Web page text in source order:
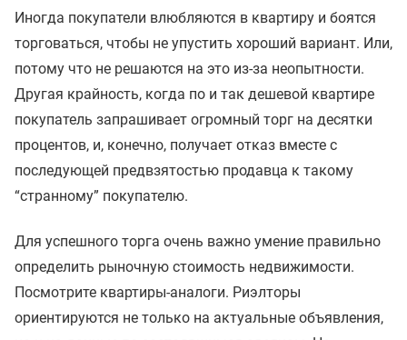
Иногда покупатели влюбляются в квартиру и боятся
торговаться, чтобы не упустить хороший вариант. Или,
потому что не решаются на это из-за неопытности.
Другая крайность, когда по и так дешевой квартире
покупатель запрашивает огромный торг на десятки
процентов, и, конечно, получает отказ вместе с
последующей предвзятостью продавца к такому
“странному” покупателю.
Для успешного торга очень важно умение правильно
определить рыночную стоимость недвижимости.
Посмотрите квартиры-аналоги. Риэлторы
ориентируются не только на актуальные объявления,